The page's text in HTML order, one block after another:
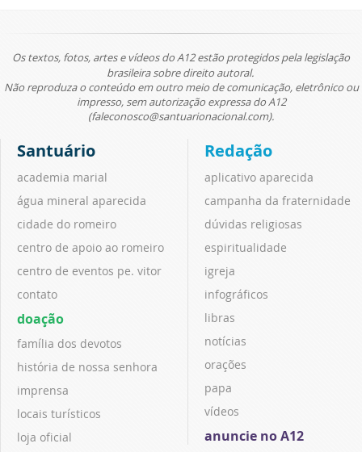
Os textos, fotos, artes e vídeos do A12 estão protegidos pela legislação
brasileira sobre direito autoral.
Não reproduza o conteúdo em outro meio de comunicação, eletrônico ou
impresso, sem autorização expressa do A12
(faleconosco@santuarionacional.com).
Santuário
academia marial
água mineral aparecida
cidade do romeiro
centro de apoio ao romeiro
centro de eventos pe. vitor
contato
doação
família dos devotos
história de nossa senhora
imprensa
locais turísticos
loja oficial
Redação
aplicativo aparecida
campanha da fraternidade
dúvidas religiosas
espiritualidade
igreja
infográficos
libras
notícias
orações
papa
vídeos
anuncie no A12